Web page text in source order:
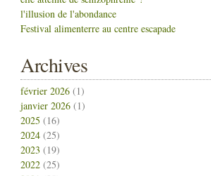
l'illusion de l'abondance
Festival alimenterre au centre escapade
Archives
février 2026 (1)
janvier 2026 (1)
2025 (16)
2024 (25)
2023 (19)
2022 (25)